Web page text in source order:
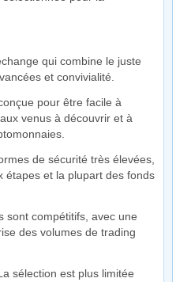
qui combine le juste
et convivialité.
pour être facile à
venus à découvrir et à
de sécurité très élevées,
étapes et la plupart des fonds
sont compétitifs, avec une
des volumes de trading
sélection est plus limitée